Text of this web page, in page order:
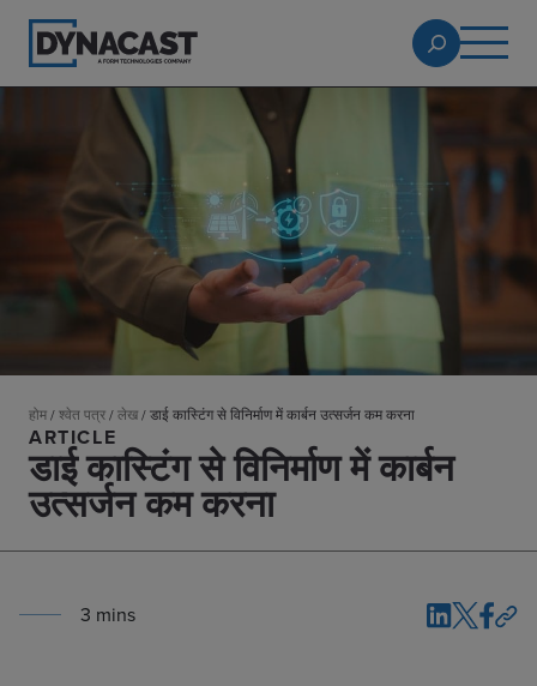
होम/श्वेत पत्र/लेख/डाई कास्टिंग से विनिर्माण में कार्बन उत्सर्जन कम करना
ARTICLE
डाई कास्टिंग से विनिर्माण में कार्बन
उत्सर्जन कम करना
3 mins